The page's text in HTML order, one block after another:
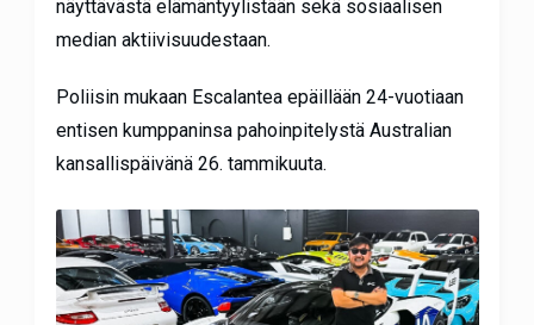
näyttävästä elämäntyylistään sekä sosiaalisen
median aktiivisuudestaan.
Poliisin mukaan Escalantea epäillään 24-vuotiaan
entisen kumppaninsa pahoinpitelystä Australian
kansallispäivänä 26. tammikuuta.